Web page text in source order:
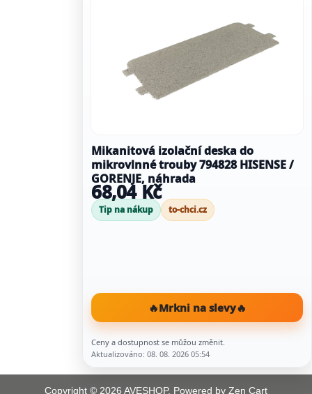
Mikanitová izolační deska do
mikrovlnné trouby 794828 HISENSE /
GORENJE, náhrada
68,04 Kč
Tip na nákup to-chci.cz
🔥Mrkni na slevy🔥
Ceny a dostupnost se můžou změnit.
Aktualizováno: 08. 08. 2026 05:54
Copyright © 2026 AVESHOP. Powered by Zen Cart